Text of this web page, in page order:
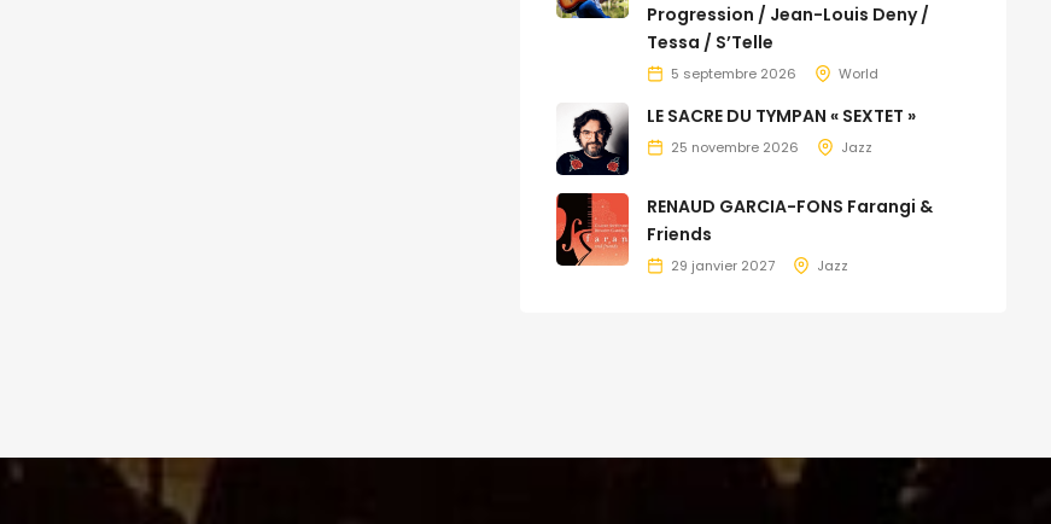
Progression / Jean-Louis Deny /
Tessa / S’Telle
5 septembre 2026 World
LE SACRE DU TYMPAN « SEXTET »
25 novembre 2026 Jazz
RENAUD GARCIA-FONS Farangi &
Friends
29 janvier 2027 Jazz